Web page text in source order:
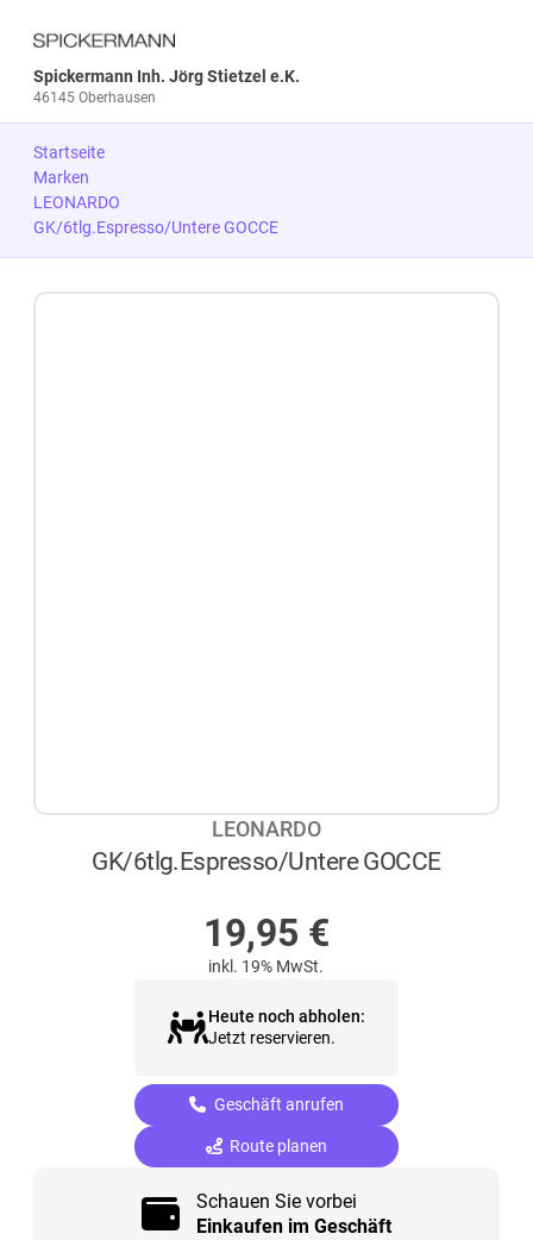
Spickermann Inh. Jörg Stietzel e.K.
46145 Oberhausen
Startseite
Marken
LEONARDO
GK/6tlg.Espresso/Untere GOCCE
LEONARDO
GK/6tlg.Espresso/Untere GOCCE
19,95 €
inkl. 19% MwSt.
Heute noch abholen:
Jetzt reservieren.
Geschäft anrufen
Route planen
Schauen Sie vorbei
Einkaufen im Geschäft